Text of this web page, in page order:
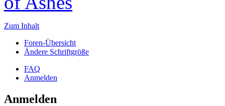
Zum Inhalt
Foren-Übersicht
Ändere Schriftgröße
FAQ
Anmelden
Anmelden